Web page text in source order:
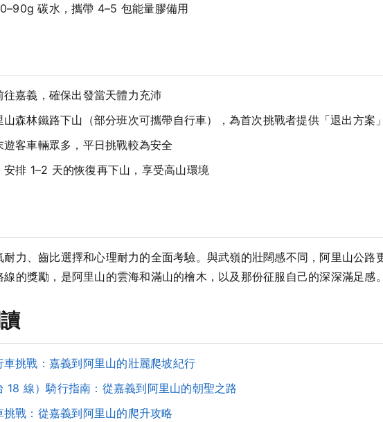
碳水，攜帶 4–5 包能量膠備用
嘉義，確保出發當天體力充沛
森林鐵路下山（部分班次可攜帶自行車），為首次挑戰者提供「退出方案」
遊客車輛眾多，平日挑戰較為安全
排 1–2 天的恢復再下山，享受高山環境
耐力、齒比選擇和心理耐力的全面考驗。與武嶺的壯闊感不同，阿里山公
的獎勵，是阿里山的雲海和滿山的檜木，以及那份征服自己的深深滿足感。
車挑戰：嘉義到阿里山的壯麗爬坡紀行
18 線）騎行指南：從嘉義到阿里山的朝聖之路
挑戰：從嘉義到阿里山的爬升攻略